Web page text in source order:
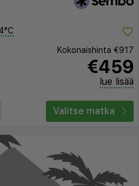
Kokonaishinta €917
€459
lue lisää
Valitse matka